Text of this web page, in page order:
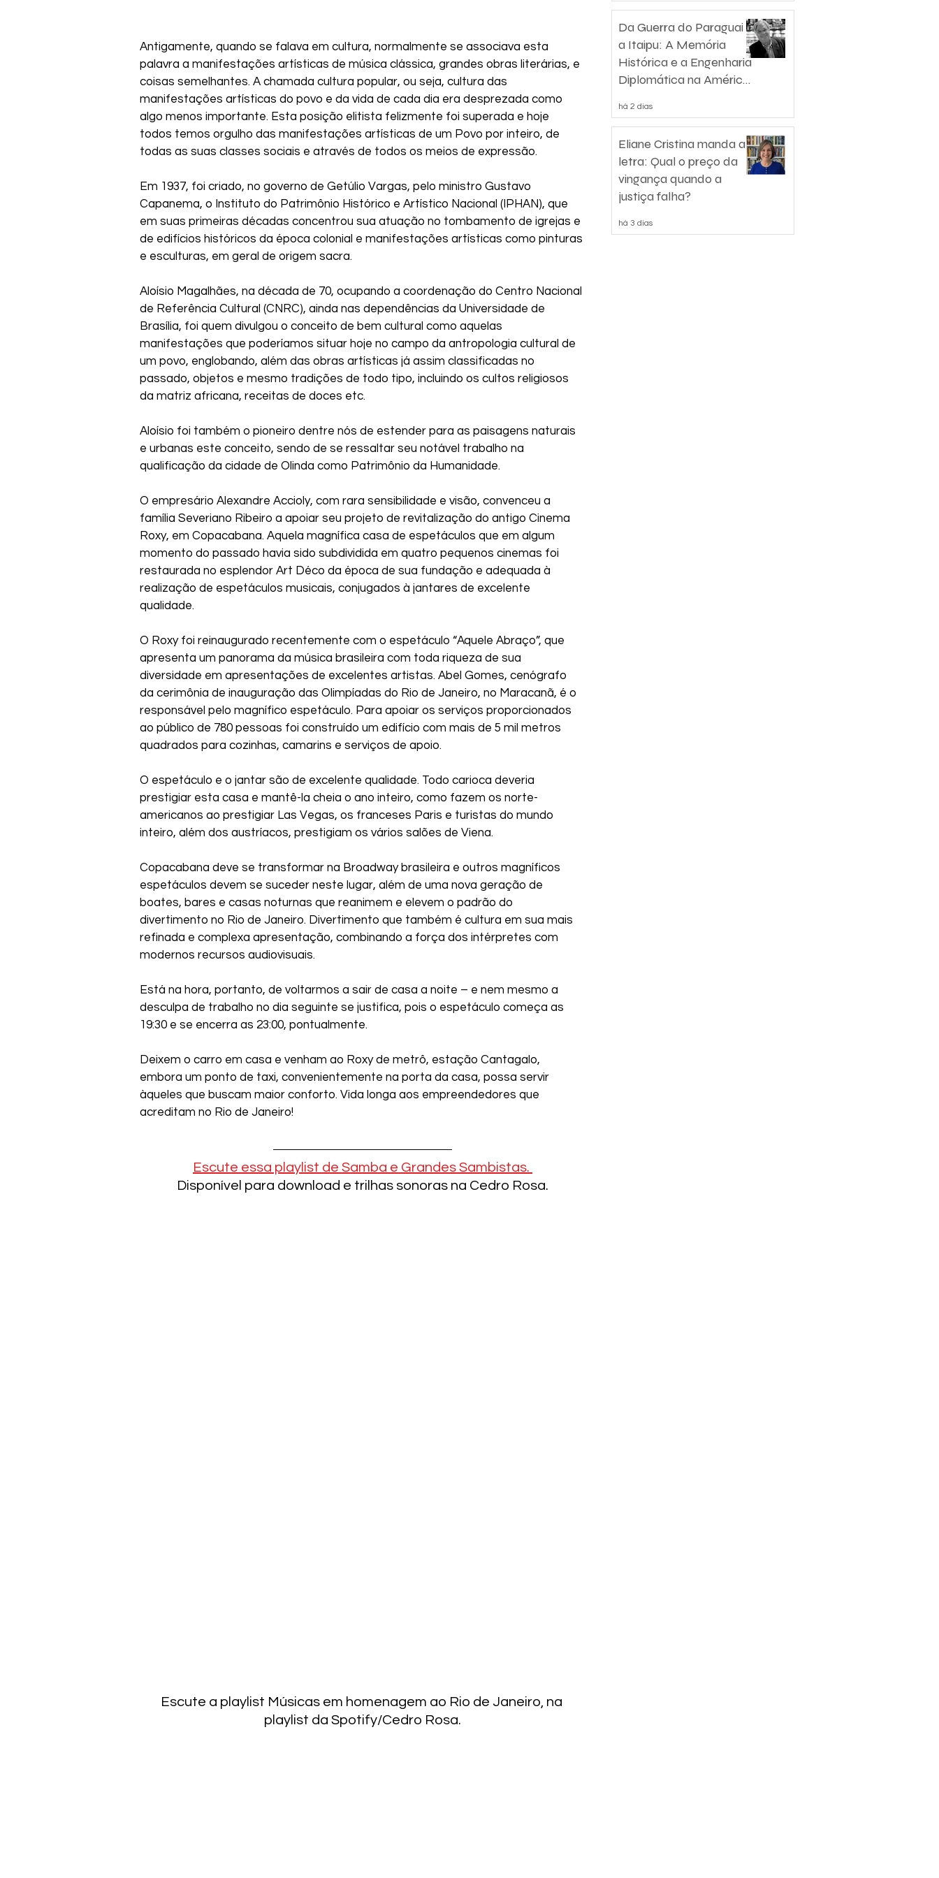
Antigamente, quando se falava em cultura, normalmente se associava esta
palavra a manifestações artísticas de música clássica, grandes obras literárias, e
coisas semelhantes. A chamada cultura popular, ou seja, cultura das
manifestações artísticas do povo e da vida de cada dia era desprezada como
algo menos importante. Esta posição elitista felizmente foi superada e hoje
todos temos orgulho das manifestações artísticas de um Povo por inteiro, de
todas as suas classes sociais e através de todos os meios de expressão.
Em 1937, foi criado, no governo de Getúlio Vargas, pelo ministro Gustavo
Capanema, o Instituto do Patrimônio Histórico e Artístico Nacional (IPHAN), que
em suas primeiras décadas concentrou sua atuação no tombamento de igrejas e
de edifícios históricos da época colonial e manifestações artísticas como pinturas
e esculturas, em geral de origem sacra.
Aloísio Magalhães, na década de 70, ocupando a coordenação do Centro Nacional
de Referência Cultural (CNRC), ainda nas dependências da Universidade de
Brasília, foi quem divulgou o conceito de bem cultural como aquelas
manifestações que poderíamos situar hoje no campo da antropologia cultural de
um povo, englobando, além das obras artísticas já assim classificadas no
passado, objetos e mesmo tradições de todo tipo, incluindo os cultos religiosos
da matriz africana, receitas de doces etc.
Aloísio foi também o pioneiro dentre nós de estender para as paisagens naturais
e urbanas este conceito, sendo de se ressaltar seu notável trabalho na
qualificação da cidade de Olinda como Patrimônio da Humanidade.
O empresário Alexandre Accioly, com rara sensibilidade e visão, convenceu a
família Severiano Ribeiro a apoiar seu projeto de revitalização do antigo Cinema
Roxy, em Copacabana. Aquela magnífica casa de espetáculos que em algum
momento do passado havia sido subdividida em quatro pequenos cinemas foi
restaurada no esplendor Art Déco da época de sua fundação e adequada à
realização de espetáculos musicais, conjugados à jantares de excelente
qualidade.
O Roxy foi reinaugurado recentemente com o espetáculo “Aquele Abraço”, que
apresenta um panorama da música brasileira com toda riqueza de sua
diversidade em apresentações de excelentes artistas. Abel Gomes, cenógrafo
da cerimônia de inauguração das Olimpíadas do Rio de Janeiro, no Maracanã, é o
responsável pelo magnífico espetáculo. Para apoiar os serviços proporcionados
ao público de 780 pessoas foi construído um edifício com mais de 5 mil metros
quadrados para cozinhas, camarins e serviços de apoio.
O espetáculo e o jantar são de excelente qualidade. Todo carioca deveria
prestigiar esta casa e mantê-la cheia o ano inteiro, como fazem os norte-
americanos ao prestigiar Las Vegas, os franceses Paris e turistas do mundo
inteiro, além dos austríacos, prestigiam os vários salões de Viena.
Copacabana deve se transformar na Broadway brasileira e outros magníficos
espetáculos devem se suceder neste lugar, além de uma nova geração de
boates, bares e casas noturnas que reanimem e elevem o padrão do
divertimento no Rio de Janeiro. Divertimento que também é cultura em sua mais
refinada e complexa apresentação, combinando a força dos intérpretes com
modernos recursos audiovisuais.
Está na hora, portanto, de voltarmos a sair de casa a noite – e nem mesmo a
desculpa de trabalho no dia seguinte se justifica, pois o espetáculo começa as
19:30 e se encerra as 23:00, pontualmente.
Deixem o carro em casa e venham ao Roxy de metrô, estação Cantagalo,
embora um ponto de taxi, convenientemente na porta da casa, possa servir
àqueles que buscam maior conforto. Vida longa aos empreendedores que
acreditam no Rio de Janeiro!
Escute essa playlist de Samba e Grandes Sambistas.
Disponível para download e trilhas sonoras na Cedro Rosa.
Escute a playlist Músicas em homenagem ao Rio de Janeiro, na
playlist da Spotify/Cedro Rosa.
Da Guerra do Paraguai
a Itaipu: A Memória
Histórica e a Engenharia
Diplomática na América
há 2 dias
Eliane Cristina manda a
letra: Qual o preço da
vingança quando a
justiça falha?
há 3 dias